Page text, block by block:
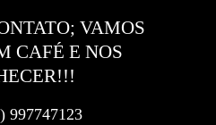
VAMOS
CAFÉ E NOS
997747123